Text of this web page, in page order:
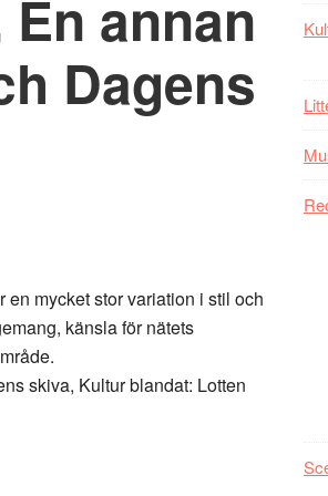
annan
Dagens
mycket stor variation i stil och
känsla för nätets
skiva, Kultur blandat: Lotten